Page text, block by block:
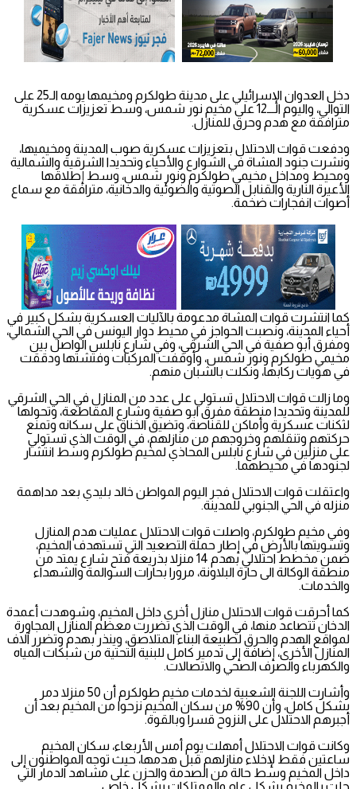
دخل العدوان الإسرائيلي على مدينة طولكرم ومخيمها يومه الـ25 على
التوالي، واليوم الـــ12 على مخيم نور شمس، وسط تعزيزات عسكرية
مترافقة مع هدم وحرق للمنازل.
ودفعت قوات الاحتلال بتعزيزات عسكرية صوب المدينة ومخيميها،
ونشرت جنود المشاة في الشوارع والأحياء وتحديدا الشرقية والشمالية
ومحيط ومداخل مخيمي طولكرم ونور شمس، وسط إطلاقها
الأعيرة النارية والقنابل الصوتية والضوئية والدخانية، مترافقة مع سماع
أصوات انفجارات ضخمة.
كما انتشرت قوات المشاة مدعومة بالآليات العسكرية بشكل كبير في
أحياء المدينة، ونصبت الحواجز في محيط دوار اليونس في الحي الشمالي،
ومفرق أبو صفية في الحي الشرقي، وفي شارع نابلس الواصل بين
مخيمي طولكرم ونور شمس، وأوقفت المركبات وفتشتها ودققت
في هويات ركابها، ونكلت بالشبان منهم.
وما زالت قوات الاحتلال تستولي على عدد من المنازل في الحي الشرقي
للمدينة وتحديدا منطقة مفرق ابو صفية وشارع المقاطعة، وتحولها
لثكنات عسكرية وأماكن للقناصة، وتضيق الخناق على سكانه وتمنع
حركتهم وتنقلهم وخروجهم من منازلهم، في الوقت الذي تستولي
على منزلين في شارع نابلس المحاذي لمخيم طولكرم وسط انتشار
لجنودها في محيطهما.
واعتقلت قوات الاحتلال فجر اليوم المواطن خالد بليدي بعد مداهمة
منزله في الحي الجنوبي للمدينة.
وفي مخيم طولكرم، واصلت قوات الاحتلال عمليات هدم المنازل
وتسويتها بالأرض في إطار حملة التصعيد التي تستهدف المخيم،
ضمن مخطط احتلالي بهدم 14 منزلا بذريعة فتح شارع يمتد من
منطقة الوكالة الى حارة البلاونة، مرورا بحارات السوالمة والشهداء
والخدمات.
كما أحرقت قوات الاحتلال منازل أخرى داخل المخيم، وشوهدت أعمدة
الدخان تتصاعد منها، في الوقت الذي تضررت معظم المنازل المجاورة
لمواقع الهدم والحرق لطبيعة البناء المتلاصق، وينذر بهدم وتضرر آلاف
المنازل الأخرى، إضافة إلى تدمير كامل للبنية التحتية من شبكات المياه
والكهرباء والصرف الصحي والاتصالات.
وأشارت اللجنة الشعبية لخدمات مخيم طولكرم أن 50 منزلا دمر
بشكل كامل، وأن 90% من سكان المخيم نزحوا من المخيم بعد أن
أجبرهم الاحتلال على النزوح قسرا وبالقوة.
وكانت قوات الاحتلال أمهلت يوم أمس الأربعاء، سكان المخيم
ساعتين فقط لإخلاء منازلهم قبل هدمها، حيث توجه المواطنون إلى
داخل المخيم وسط حالة من الصدمة والحزن على مشاهد الدمار التي